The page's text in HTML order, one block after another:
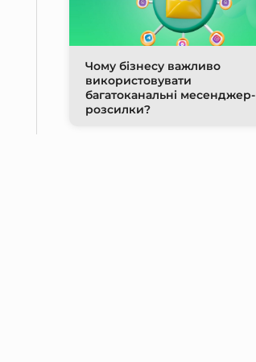
Чому бізнесу важливо
використовувати
багатоканальні месенджер-
розсилки?